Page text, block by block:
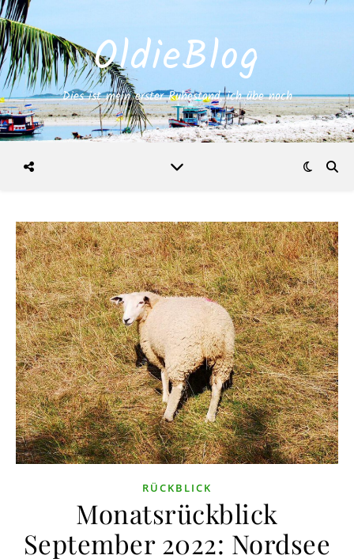
OldieBlog
Dies ist mein erster Ruhestand, ich übe noch
RÜCKBLICK
Monatsrückblick
September 2022: Nordsee